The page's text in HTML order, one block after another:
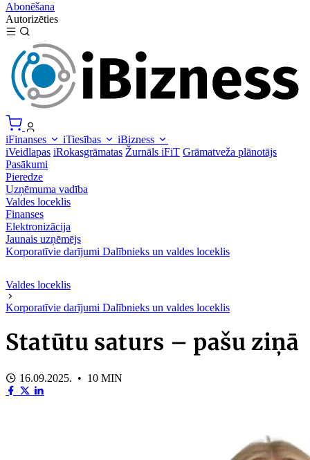
Abonēšana
Autorizēties
iFinanses iTiesības
iBizness
iVeidlapas iRokasgrāmatas Žurnāls iFiT Grāmatveža plānotājs
Pasākumi
Pieredze
Uzņēmuma vadība
Valdes loceklis
Finanses
Elektronizācija
Jaunais uzņēmējs
Korporatīvie darījumi Dalībnieks un valdes loceklis
Valdes loceklis
Korporatīvie darījumi Dalībnieks un valdes loceklis
Statūtu saturs – pašu ziņā
16.09.2025. • 10 MIN